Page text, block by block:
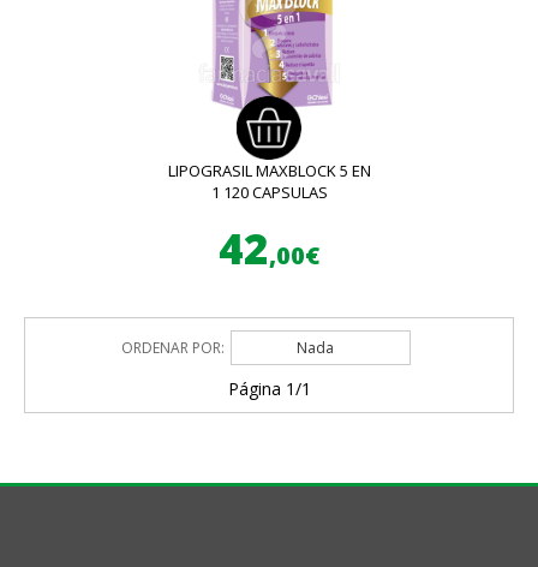
LIPOGRASIL MAXBLOCK 5 EN
1 120 CAPSULAS
42,00€
ORDENAR POR: Nada
Página 1/1